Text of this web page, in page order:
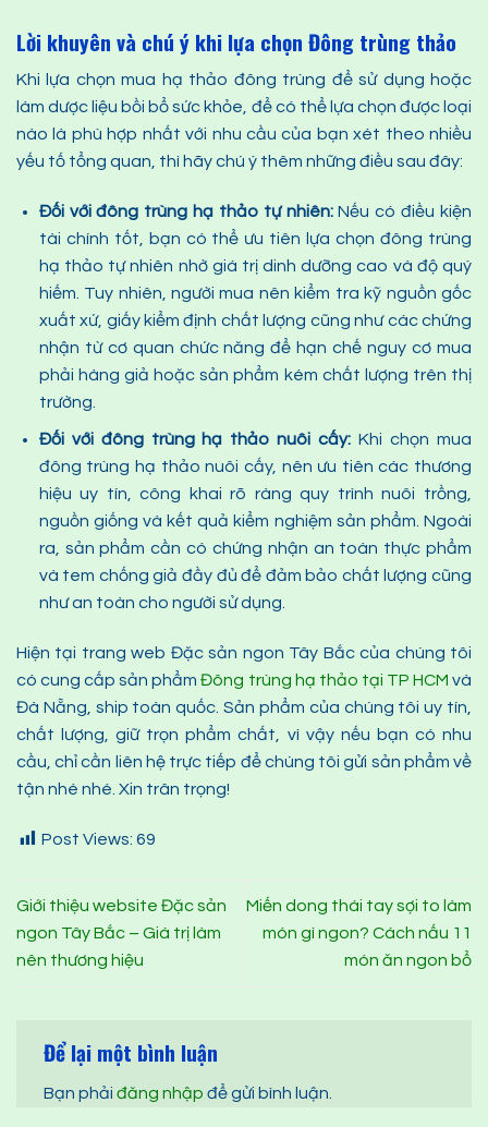
Lời khuyên và chú ý khi lựa chọn Đông trùng thảo
Khi lựa chọn mua hạ thảo đông trùng để sử dụng hoặc
làm dược liệu bồi bổ sức khỏe, để có thể lựa chọn được loại
nào là phù hợp nhất với nhu cầu của bạn xét theo nhiều
yếu tố tổng quan, thì hãy chú ý thêm những điều sau đây:
Đối với đông trùng hạ thảo tự nhiên:Nếu có điều kiện
tài chính tốt, bạn có thể ưu tiên lựa chọn đông trùng
hạ thảo tự nhiên nhờ giá trị dinh dưỡng cao và độ quý
hiếm. Tuy nhiên, người mua nên kiểm tra kỹ nguồn gốc
xuất xứ, giấy kiểm định chất lượng cũng như các chứng
nhận từ cơ quan chức năng để hạn chế nguy cơ mua
phải hàng giả hoặc sản phẩm kém chất lượng trên thị
trường.
Đối với đông trùng hạ thảo nuôi cấy: Khi chọn mua
đông trùng hạ thảo nuôi cấy, nên ưu tiên các thương
hiệu uy tín, công khai rõ ràng quy trình nuôi trồng,
nguồn giống và kết quả kiểm nghiệm sản phẩm. Ngoài
ra, sản phẩm cần có chứng nhận an toàn thực phẩm
và tem chống giả đầy đủ để đảm bảo chất lượng cũng
như an toàn cho người sử dụng.
Hiện tại trang web Đặc sản ngon Tây Bắc của chúng tôi
có cung cấp sản phẩmĐông trùng hạ thảo tại TP HCM và
Đà Nẵng, ship toàn quốc. Sản phẩm của chúng tôi uy tín,
chất lượng, giữ trọn phẩm chất, vì vậy nếu bạn có nhu
cầu, chỉ cần liên hệ trực tiếp để chúng tôi gửi sản phẩm về
tận nhé nhé. Xin trân trọng!
Post Views: 69
Giới thiệu website Đặc sản
ngon Tây Bắc – Giá trị làm
nên thương hiệu
Miến dong thái tay sợi to làm
món gì ngon? Cách nấu 11
món ăn ngon bổ
Để lại một bình luận
Bạn phải đăng nhập để gửi bình luận.